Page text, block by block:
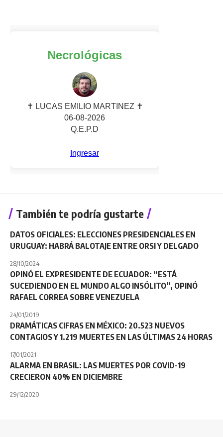
También te podría gustarte
DATOS OFICIALES: ELECCIONES PRESIDENCIALES EN
URUGUAY: HABRÁ BALOTAJE ENTRE ORSI Y DELGADO
28/10/2024
OPINÓ EL EXPRESIDENTE DE ECUADOR: “ESTÁ
SUCEDIENDO EN EL MUNDO ALGO INSÓLITO”, OPINÓ
RAFAEL CORREA SOBRE VENEZUELA
24/01/2019
DRAMÁTICAS CIFRAS EN MÉXICO: 20.523 NUEVOS
CONTAGIOS Y 1.219 MUERTES EN LAS ÚLTIMAS 24 HORAS
17/01/2021
ALARMA EN BRASIL: LAS MUERTES POR COVID-19
CRECIERON 40% EN DICIEMBRE
29/12/2020